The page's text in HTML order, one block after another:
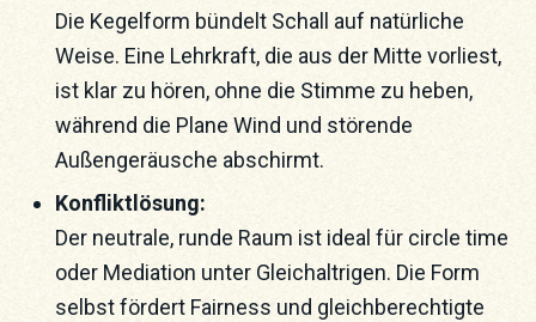
Die Kegelform bündelt Schall auf natürliche
Weise. Eine Lehrkraft, die aus der Mitte vorliest,
ist klar zu hören, ohne die Stimme zu heben,
während die Plane Wind und störende
Außengeräusche abschirmt.
Konfliktlösung:
Der neutrale, runde Raum ist ideal für circle time
oder Mediation unter Gleichaltrigen. Die Form
selbst fördert Fairness und gleichberechtigte